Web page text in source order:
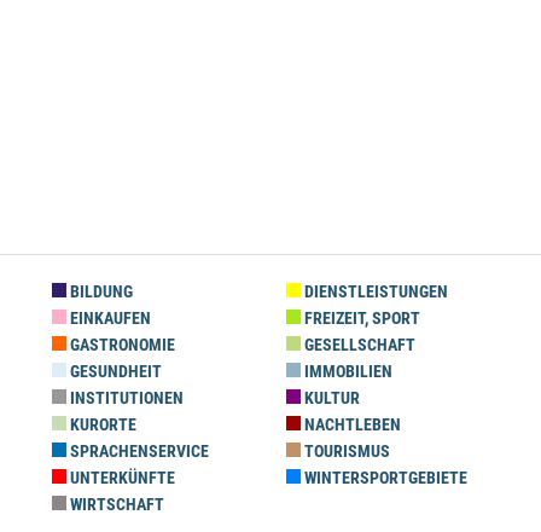
BILDUNG
DIENSTLEISTUNGEN
EINKAUFEN
FREIZEIT, SPORT
GASTRONOMIE
GESELLSCHAFT
GESUNDHEIT
IMMOBILIEN
INSTITUTIONEN
KULTUR
KURORTE
NACHTLEBEN
SPRACHENSERVICE
TOURISMUS
UNTERKÜNFTE
WINTERSPORTGEBIETE
WIRTSCHAFT